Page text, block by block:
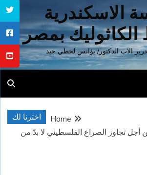
الاسكندرية
الكاثوليك بمصر
الاب الدكتور/ يؤانس لحظي جيد
اخترنا لك
Home
تجاوز الصراع الفلسطيني لا بدّ من